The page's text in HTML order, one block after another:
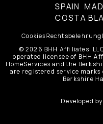
SPAIN
COSTA
CookiesRechtsbelehrung
© 2026 BHH Affiliates,
operated licensee of BHH
HomeServices and the
are registered service marks
Berkshire
Developed by